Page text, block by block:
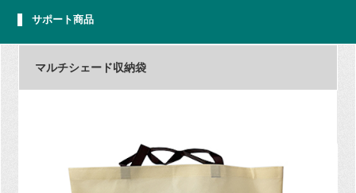
サポート商品
マルチシェード収納袋